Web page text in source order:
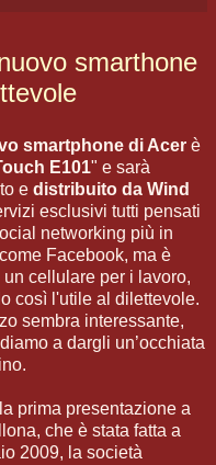
smarthone
smartphone di Acer è
E101" e sarà
e distribuito da Wind
esclusivi tutti pensati
networking più in
Facebook, ma è
un cellulare per i lavoro,
così l'utile al dilettevole.
sembra interessante,
a dargli un’occhiata
prima presentazione a
che è stata fatta a
2009, la società